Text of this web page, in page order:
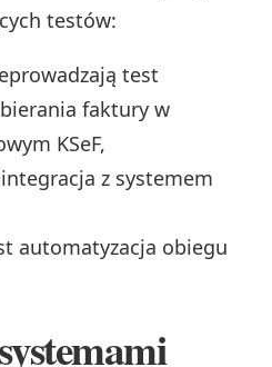
testów:
test
faktury w
KSeF,
z systemem
automatyzacja obiegu